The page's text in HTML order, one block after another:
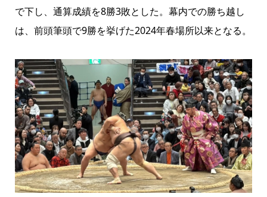
で下し、通算成績を8勝3敗とした。幕内での勝ち越し
は、前頭筆頭で9勝を挙げた2024年春場所以来となる。